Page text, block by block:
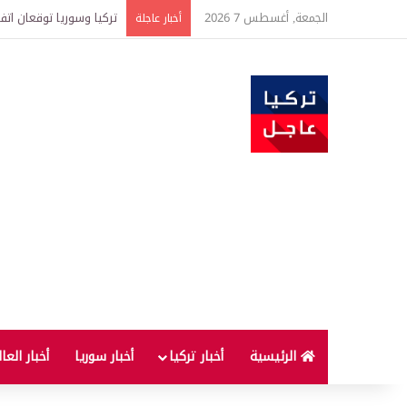
الجمعة, أغسطس 7 2026 أخبار عاجلة تركيا وسوريا توقعان
الرئيسية أخبار تركيا أخبار سوريا أخبار